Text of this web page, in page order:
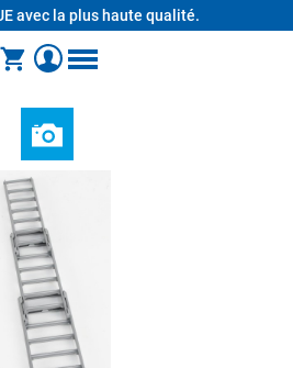
avec la plus haute qualité.